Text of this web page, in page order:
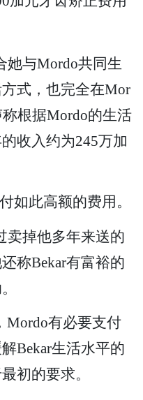
她与Mordo共同生
式，也完全在Mor
根据Mordo的生活
收入约为245万加
如此高额的费用。
卖掉他多年来送的
称Bekar有富裕的
Mordo有必要支付
Bekar生活水平的
初的要求。